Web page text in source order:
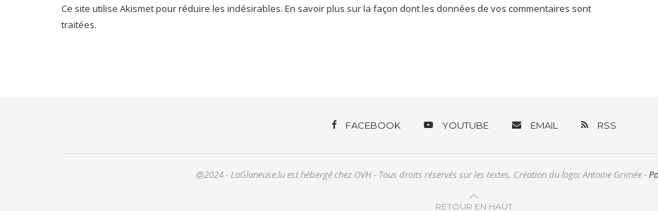
Ce site utilise Akismet pour réduire les indésirables. En savoir plus sur la façon dont les données de vos commentaires sont
traitées.
FACEBOOK YOUTUBE EMAIL RSS
@2024 - LaGlaneuse.lu est hébergé chez OVH - Tous droits réservés sur les textes. Création du logo: Antoine Grimée -
RETOUR EN HAUT